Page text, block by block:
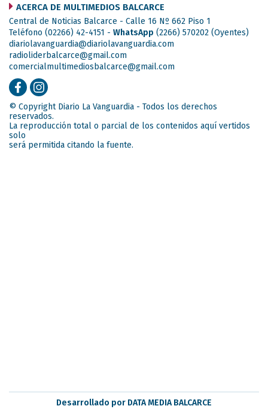
ACERCA DE MULTIMEDIOS BALCARCE
Central de Noticias Balcarce - Calle 16 Nº 662 Piso 1
Teléfono (02266) 42-4151 - WhatsApp (2266) 570202 (Oyentes)
diariolavanguardia@diariolavanguardia.com
radioliderbalcarce@gmail.com
comercialmultimediosbalcarce@gmail.com
© Copyright Diario La Vanguardia - Todos los derechos
reservados.
La reproducción total o parcial de los contenidos aquí vertidos
solo
será permitida citando la fuente.
Desarrollado por DATA MEDIA BALCARCE